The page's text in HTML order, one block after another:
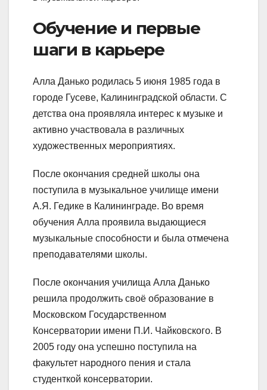
Обучение и первые
шаги в карьере
Алла Данько родилась 5 июня 1985 года в
городе Гусеве, Калининградской области. С
детства она проявляла интерес к музыке и
активно участвовала в различных
художественных мероприятиях.
После окончания средней школы она
поступила в музыкальное училище имени
А.Я. Гедике в Калининграде. Во время
обучения Алла проявила выдающиеся
музыкальные способности и была отмечена
преподавателями школы.
После окончания училища Алла Данько
решила продолжить своё образование в
Московском Государственном
Консерватории имени П.И. Чайковского. В
2005 году она успешно поступила на
факультет народного пения и стала
студенткой консерватории.